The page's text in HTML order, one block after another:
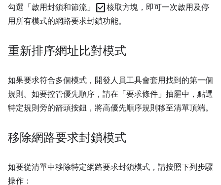
勾選「啟用封鎖和節流」 check_box核取方塊，即可一次啟用及停
用所有模式的網路要求封鎖功能。
重新排序網址比對模式
如果要求符合多個模式，開發人員工具會套用找到的第一個
規則。如要控管優先順序，請在「要求條件」 抽屜中，點選
特定規則旁的箭頭按鈕，將高優先順序規則移至清單頂端。
移除網路要求封鎖模式
如要從清單中移除特定網路要求封鎖模式，請按照下列步驟
操作：